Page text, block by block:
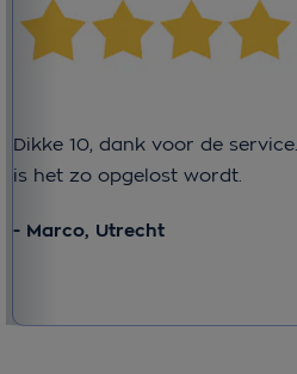
Dikke 10, dank voor de
is het zo opgelost wordt.
- Marco, Utrecht